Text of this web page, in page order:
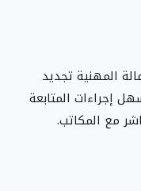
المهنية تجديد
إجراءات المتابعة
مع المكاتب.